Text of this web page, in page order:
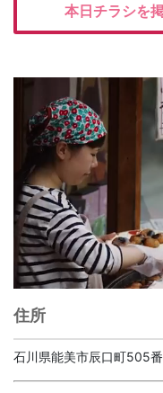
本日チラシを
住所
石川県能美市辰口町505